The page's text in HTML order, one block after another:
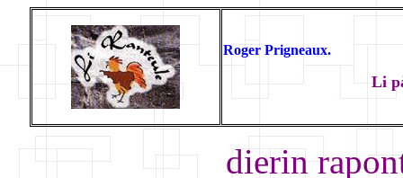
Roger Prigneaux.
Li
dierin